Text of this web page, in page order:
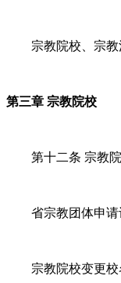
宗教院校、宗
第三章 宗教院校
第十二条 宗教
省宗教团体申
宗教院校变更